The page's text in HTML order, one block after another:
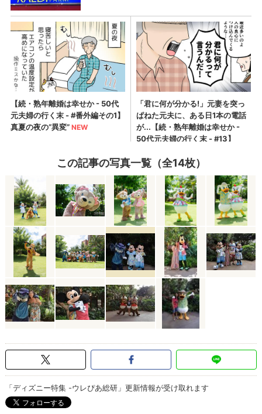
この記事の写真一覧（全14枚）
「ディズニー特集 -ウレぴあ総研」更新情報が受け取れます